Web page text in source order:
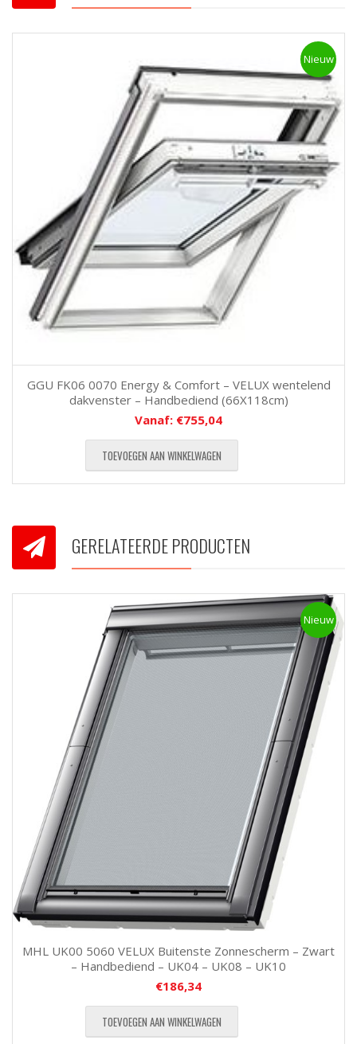
Nieuw
GGU FK06 0070 Energy & Comfort – VELUX wentelend
dakvenster – Handbediend (66X118cm)
Vanaf: €755,04
TOEVOEGEN AAN WINKELWAGEN
GERELATEERDE PRODUCTEN
Nieuw
MHL UK00 5060 VELUX Buitenste Zonnescherm – Zwart
– Handbediend – UK04 – UK08 – UK10
€186,34
TOEVOEGEN AAN WINKELWAGEN